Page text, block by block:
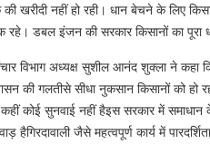
खरीदी नहीं हो रही। धान बेचने के लिए
रहे। डबल इंजन की सरकार किसानों का पूरा
विभाग अध्यक्ष सुशील आनंद शुक्ला ने कहा
की गलतीसे सीधा नुकसान किसानों को हो
कोई सुनवाई नहीं हैइस सरकार में समाधान के
हैगिरदावाली जैसे महत्वपूर्ण कार्य में